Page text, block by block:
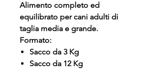
Alimento completo ed
equilibrato per cani adulti di
taglia media e grande.
Formato:
Sacco da 3 Kg
Sacco da 12 Kg